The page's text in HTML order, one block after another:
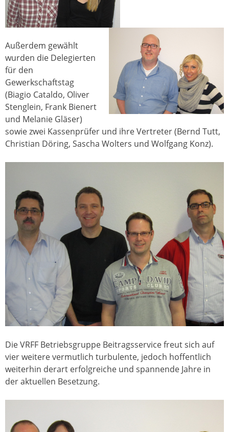
Außerdem gewählt
wurden die Delegierten
für den
Gewerkschaftstag
(Biagio Cataldo, Oliver
Stenglein, Frank Bienert
und Melanie Gläser)
sowie zwei Kassenprüfer und ihre Vertreter (Bernd Tutt,
Christian Döring, Sascha Wolters und Wolfgang Konz).
Die VRFF Betriebsgruppe Beitragsservice freut sich auf
vier weitere vermutlich turbulente, jedoch hoffentlich
weiterhin derart erfolgreiche und spannende Jahre in
der aktuellen Besetzung.